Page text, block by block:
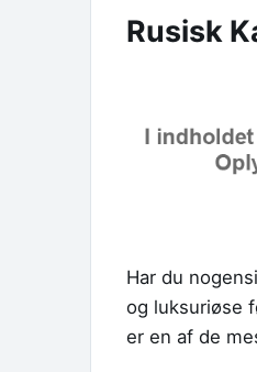
Rusisk
Har du
og luksuriøse
er en af ​​de